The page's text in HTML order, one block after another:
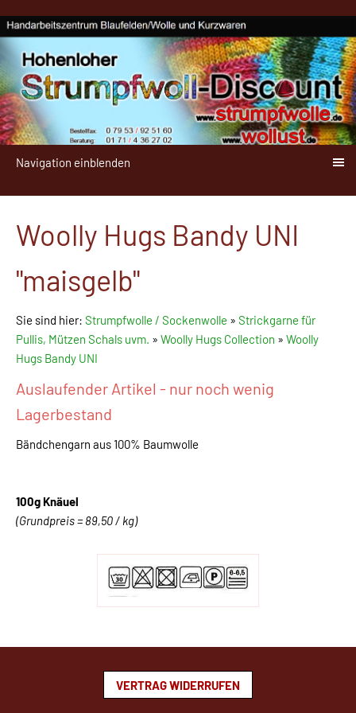
Navigation einblenden
Woolly Hugs Bandy UNI
"maisgelb"
Sie sind hier: Strumpfwolle / Sockenwolle » Strickgarne für
Pullis, Mützen Schals uvm. » Woolly Hugs Collection » Woolly
Hugs Bandy UNI
Auslaufender Artikel - nur noch wenig
Lagerbestand
Bändchengarn aus 100% Baumwolle
100g Knäuel
(Grundpreis = 89,50 / kg)
VERTRAG WIDERRUFEN